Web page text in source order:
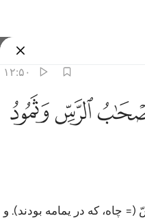
۱۲:۵۰
١٢
١٢ ﲰﲱ
چاه، که در یمامه بودند). و